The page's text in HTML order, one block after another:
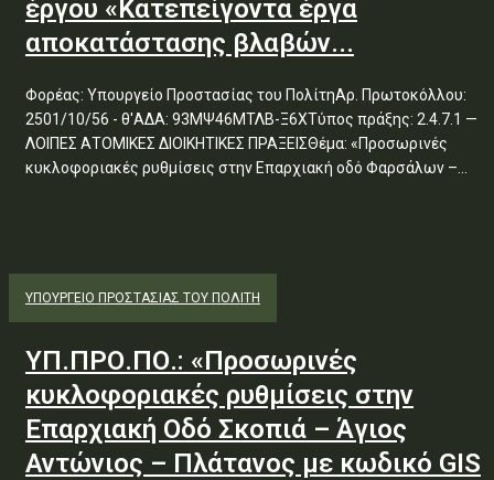
έργου «Κατεπείγοντα έργα
αποκατάστασης βλαβών...
Φορέας: Υπουργείο Προστασίας του ΠολίτηΑρ. Πρωτοκόλλου:
2501/10/56 - θ'ΑΔΑ: 93ΜΨ46ΜΤΛΒ-Ξ6ΧΤύπος πράξης: 2.4.7.1 —
ΛΟΙΠΕΣ ΑΤΟΜΙΚΕΣ ΔΙΟΙΚΗΤΙΚΕΣ ΠΡΑΞΕΙΣΘέμα: «Προσωρινές
κυκλοφοριακές ρυθμίσεις στην Επαρχιακή οδό Φαρσάλων –...
ΥΠΟΥΡΓΕΊΟ ΠΡΟΣΤΑΣΊΑΣ ΤΟΥ ΠΟΛΊΤΗ
ΥΠ.ΠΡΟ.ΠΟ.: «Προσωρινές
κυκλοφοριακές ρυθμίσεις στην
Επαρχιακή Οδό Σκοπιά – Άγιος
Αντώνιος – Πλάτανος με κωδικό GIS